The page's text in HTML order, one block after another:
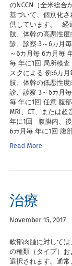
のNCCN（全米総合
基づいて、個別化
供しています。 経
肢、体幹の高悪性
診、診察 3～6カ月
～6カ月毎 6カ
毎 年に1回 局所検
スクによる 例:6カ
肢、体幹の低悪性
診、診察 3～6カ月
毎 年に1回 任意 腹
MRI、CT、または
年に1回 腹膜内、
6カ月毎 年に1回 腹
Read More
治療
November 15, 2017
軟部肉腫に対して
の種類（タイプ）
選択されます。通